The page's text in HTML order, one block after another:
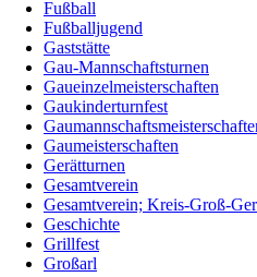
Fußball
Fußballjugend
Gaststätte
Gau-Mannschaftsturnen
Gaueinzelmeisterschaften
Gaukinderturnfest
Gaumeisterschaften
Gerätturnen
Gesamtverein
Gesamtverein; Kreis-Groß-
Geschichte
Grillfest
Großarl